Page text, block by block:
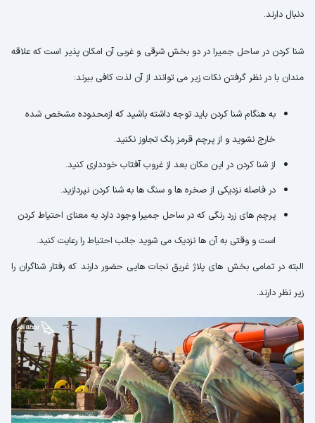
دنبال دارند.
شنا کردن در ساحل جمیرا در دو بخش شرقی و غربی آن امکان پذیر است که علاقه
مندان با در نظر گرفتن نکات زیر می توانند از آن لذت کافی ببرند:
به هنگام شنا کردن باید توجه داشته باشید که ازمحدوده مشخص شده
خارج نشوید و از پرچم قرمز رنگ تجاوز نکنید.
از شنا کردن در این مکان بعد از غروب آفتاب خودداری کنید.
در فاصله نزدیکی از صخره ها و سنگ ها به شنا کردن نپردازید.
پرچم های زرد رنگی که در ساحل جمیرا وجود دارد به معنای احتیاط کردن
است و وقتی به آن ها نزدیک می شوید جانب احتیاط را رعایت کنید.
البته در تمامی بخش های پلاژ غریق نجات هایی حضور دارند که رفتار شناگران را
زیر نظر دارند.